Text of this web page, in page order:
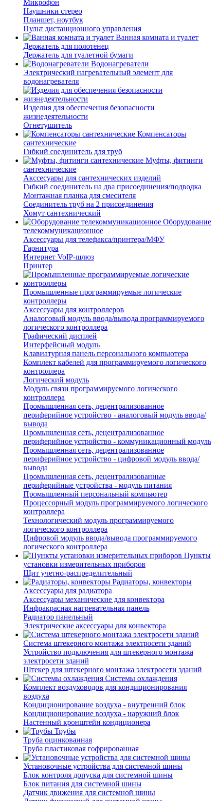
Микрофон
Наушники стерео
Планшет, ноутбук
Пульт дистанционного управления
Ванная комната и туалет
Держатель для полотенец
Держатель для туалетной бумаги
Водонагреватели
Электрический нагревательный элемент для
водонагревателя
Изделия для обеспечения безопасности
жизнедеятельности
Огнетушитель
Компенсаторы
сантехнические
Гибкий соединитель для труб
Муфты, фитинги
сантехнические
Акссесуары для сантехнических изделий
Гибкий соединитель на два присоединения/подводка
Монтажная планка для смесителя
Соединитель труб на 2 присоединения
Хомут сантехнический
Оборудование
телекоммуникационное
Аксессуары для телефакса/принтера/МФУ
Гарнитура
Интернет VoIP-шлюз
Принтер
Промышленные программируемые логические
контроллеры
Аксессуары для контроллеров
Аналоговый модуль ввода/вывода программируемого
логического контроллера
Графический дисплей
Интерфейсный модуль
Клавиатурная панель персонального компьютера
Комплект кабелей для программируемого логического
контроллера
Логический модуль
Модуль связи программируемого логического
контроллера
Промышленная сеть, децентрализованное
периферийное устройство - аналоговый модуль ввода/
вывода
Промышленная сеть, децентрализованное
периферийное устройство - коммуникационный модуль
Промышленная сеть, децентрализованное
периферийное устройство - цифровой модуль ввода/
вывода
Промышленная сеть, децентрализованные
периферийные устройства - модуль питания
Промышленный персональный компьютер
Процессорный модуль программируемого логического
контроллера
Технологический модуль программируемого
логического контроллера
Цифровой модуль ввода/вывода программируемого
логического контроллера
Пункты
установки измерительных приборов
Щит учетно-распределительный
Радиаторы, конвекторы
Аксессуары для радиатора
Аксессуары механические для конвектора
Инфракрасная нагревательная панель
Радиатор панельный
Электрические аксессуары для конвектора
Система штекерного монтажа электросети зданий
Устройство подключения для штекерного монтажа
электросети зданий
Штекер для штекерного монтажа электросети зданий
Системы охлаждения
Комплект воздуховодов для кондиционирования
воздуха
Кондиционирование воздуха - внутренний блок
Кондиционирование воздуха - наружний блок
Настенный кронштейн кондиционера
Трубы
Труба оцинкованная
Труба пластиковая гофрированная
Установочные устройства для системной шины
Блок контроля допуска для системной шины
Блок питания для системной шины
Датчик движения для системной шины